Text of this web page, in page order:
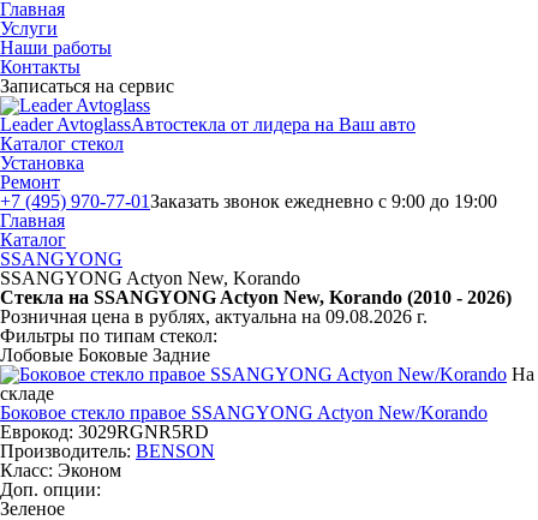
Главная
Услуги
Наши работы
Контакты
Записаться на сервис
Leader AvtoglassАвтостекла от лидера на Ваш авто
Каталог стекол
Установка
Ремонт
+7 (495) 970-77-01Заказать звонок ежедневно с 9:00 до 19:00
Главная
Каталог
SSANGYONG
SSANGYONG Actyon New, Korando
Стекла на SSANGYONG Actyon New, Korando (2010 - 2026)
Розничная цена в рублях, актуальна на 09.08.2026 г.
Фильтры по типам стекол:
Лобовые Боковые Задние
На
складе
Боковое стекло правое SSANGYONG Actyon New/Korando
Еврокод: 3029RGNR5RD
Производитель: BENSON
Класс: Эконом
Доп. опции:
Зеленое